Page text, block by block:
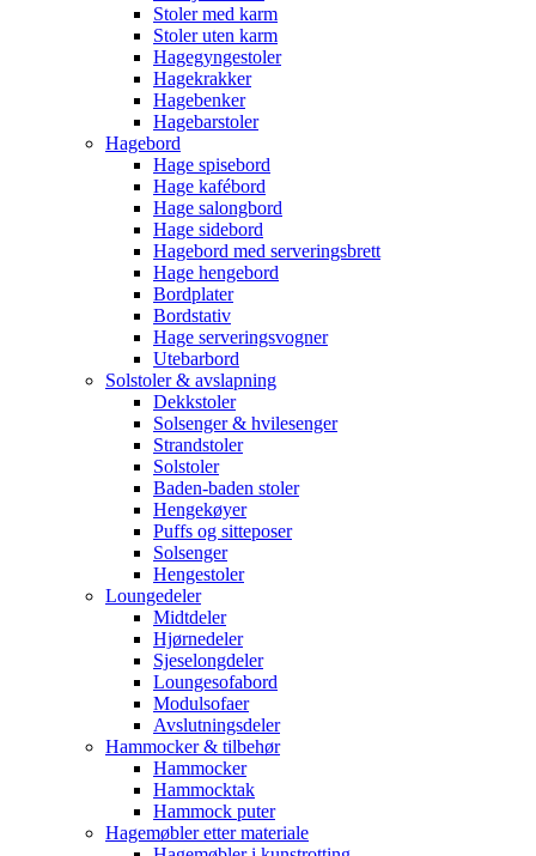
Stoler med karm
Stoler uten karm
Hagegyngestoler
Hagekrakker
Hagebenker
Hagebarstoler
Hagebord
Hage spisebord
Hage kafébord
Hage salongbord
Hage sidebord
Hagebord med serveringsbrett
Hage hengebord
Bordplater
Bordstativ
Hage serveringsvogner
Utebarbord
Solstoler & avslapning
Dekkstoler
Solsenger & hvilesenger
Strandstoler
Solstoler
Baden-baden stoler
Hengekøyer
Puffs og sitteposer
Solsenger
Hengestoler
Loungedeler
Midtdeler
Hjørnedeler
Sjeselongdeler
Loungesofabord
Modulsofaer
Avslutningsdeler
Hammocker & tilbehør
Hammocker
Hammocktak
Hammock puter
Hagemøbler etter materiale